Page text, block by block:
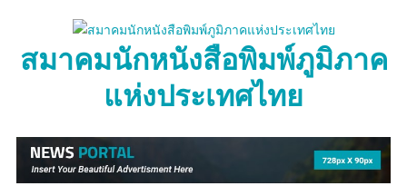
contentสมาคมนักหนังสือพิมพ์ภูมิภาค
แห่งประเทศไทย